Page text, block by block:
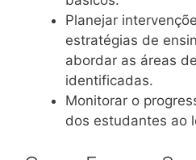
Planejar
estratégias de
abordar as áreas
identificadas.
Monitorar o
dos estudantes ao